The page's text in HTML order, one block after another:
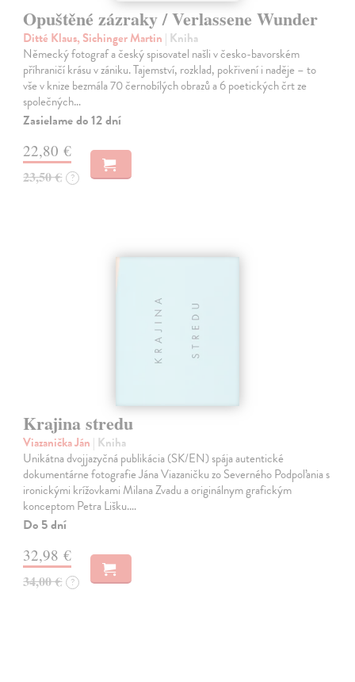
Opuštěné zázraky / Verlassene Wunder
Ditté Klaus, Sichinger Martin | Kniha
Německý fotograf a český spisovatel našli v česko-bavorském
příhraničí krásu v zániku. Tajemství, rozklad, pokřivení i naděje – to
vše v knize bezmála 70 černobílých obrazů a 6 poetických črt ze
společných…
Zasielame do 12 dní
22,80 €
23,50 € ?
Krajina stredu
Viazanička Ján | Kniha
Unikátna dvojjazyčná publikácia (SK/EN) spája autentické
dokumentárne fotografie Jána Viazaničku zo Severného Podpoľania s
ironickými krížovkami Milana Zvadu a originálnym grafickým
konceptom Petra Lišku.…
Do 5 dní
32,98 €
34,00 € ?